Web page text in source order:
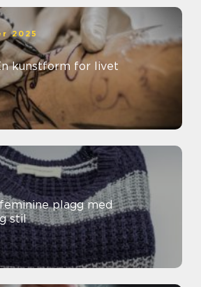
2025
kunstform for livet
stil